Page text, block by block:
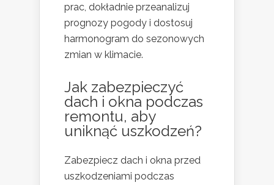
prac, dokładnie przeanalizuj
prognozy pogody i dostosuj
harmonogram do sezonowych
zmian w klimacie.
Jak zabezpieczyć
dach i okna podczas
remontu, aby
uniknąć uszkodzeń?
Zabezpiecz dach i okna przed
uszkodzeniami podczas